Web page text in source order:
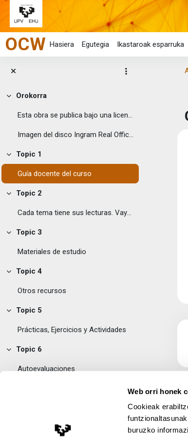
Web orri honek
Cookieak
buruzko
Joan eduki nagusira zuzenean
OCW Hasiera Egutegia Ikastaroak esparruka
Tolestu
Orokorra
Esta obra se publica bajo una licencia Creative ...
Imagen del disco Ingram Real Office ...
Tolestu
Topic 1
Guía docente del curso
Tolestu
Topic 2
Cada tema tiene sus lecturas. Vaya a la carpeta de...
Tolestu
Topic 3
Materiales de estudio
Tolestu
Topic 4
Otros recursos
Tolestu
Topic 5
Prácticas, Ejercicios y Actividades
Tolestu
Topic 6
Autoevaluaciones
Profesorado de la asignatura de "auditoría"
Lege